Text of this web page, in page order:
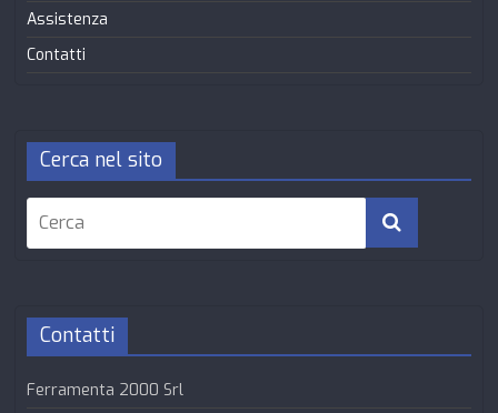
Assistenza
Contatti
Cerca nel sito
Contatti
Ferramenta 2000 Srl